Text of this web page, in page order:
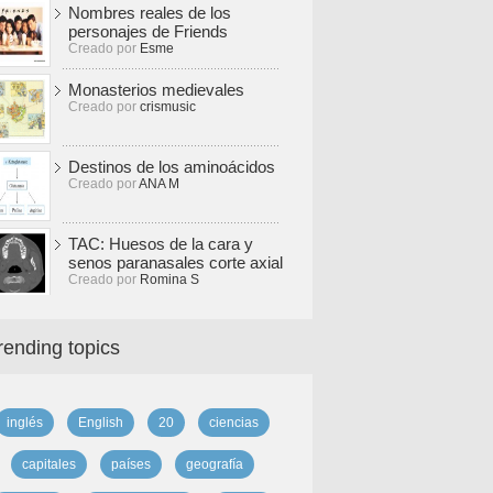
Nombres reales de los
personajes de Friends
Creado por Esme
Monasterios medievales
Creado por crismusic
Destinos de los aminoácidos
Creado porANA M
TAC: Huesos de la cara y
senos paranasales corte axial
Creado por Romina S
topics
inglés English 20 ciencias
capitales países geografía